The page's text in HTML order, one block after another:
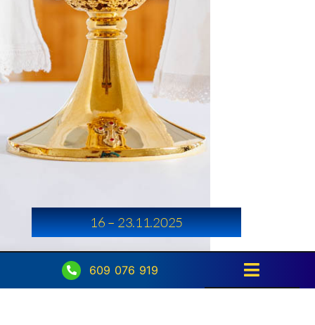
16 – 23.11.2025
609 076 919
Toggle